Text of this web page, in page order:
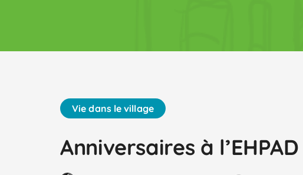
Vie dans le village
Anniversaires à